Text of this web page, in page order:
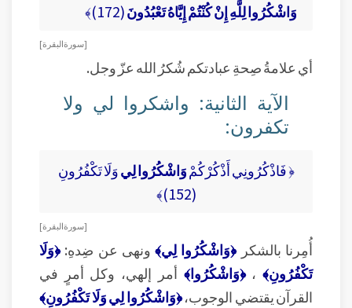
وَاشْكُرُوا لِلَّهِ إِنْ كُنْتُمْ إِيَّاهُ تَعْبُدُونَ(172)﴾
[ سورة البقرة ]
أي علامةُ صِحةِ عبادتكم شُكرُ الله عزّ وجل.
الآية الثانية: واشكروا لي ولا
تكفرون:
﴿ فَاذْكُرُونِي أَذْكُرْكُمْوَاشْكُرُوا لِيوَلَا تَكْفُرُونِ
(152)﴾
[ سورة البقرة ]
أُمِرنا بالشكر﴿وَاشْكُرُوا لِي﴾ ونهى عن ضِدهِ:﴿وَلَا
تَكْفُرُونِ﴾ ، ﴿وَاشْكُرُوا﴾ أمر إلهي، وكل أمرٍ في
القرآن يقتضي الوجوب،﴿وَاشْكُرُوا لِي وَلَا تَكْفُرُونِ﴾